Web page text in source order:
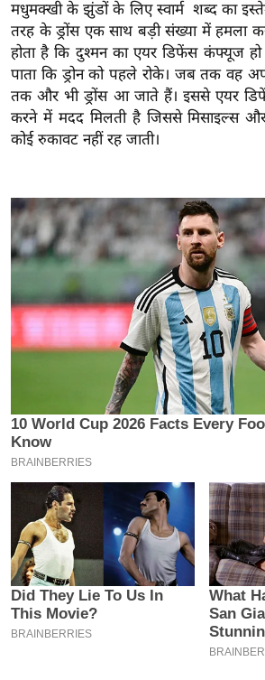
खे
ल
क्रि
के
ट
I
2
0
2
क्रा
इ
म
पे
प
सा
ल
बे
मि
मधुमक्खी के झुंडों के लिए स्वार्म शब्द का
तरह के ड्रोंस एक साथ बड़ी संख्या में हमला
होता है कि दुश्मन का एयर डिफेंस कंफ्यूज हो
पाता कि ड्रोन को पहले रोके। जब तक वह
तक और भी ड्रोंस आ जाते हैं। इससे एयर
करने में मदद मिलती है जिससे मिसाइल्स
कोई रुकावट नहीं रह जाती।